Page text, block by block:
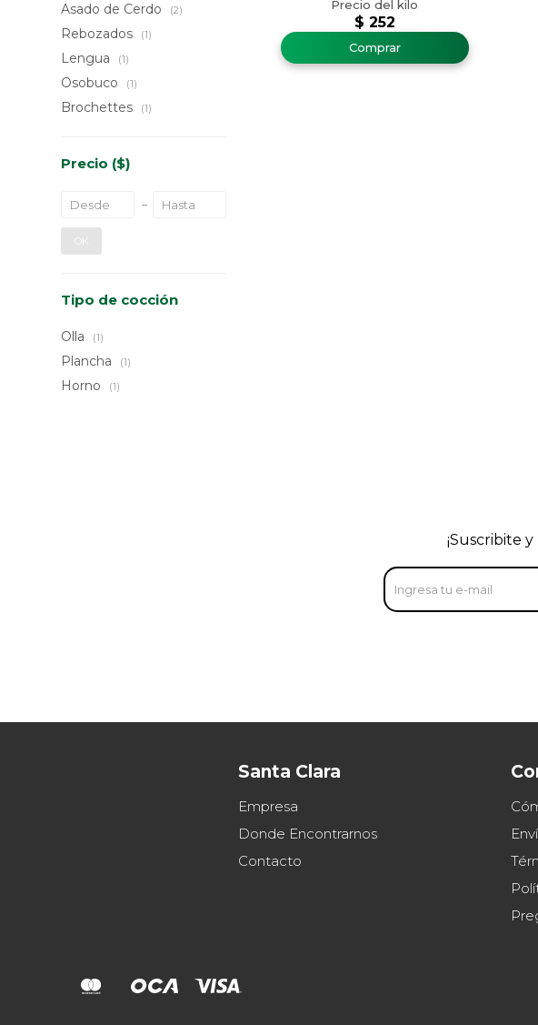
$ 252
Asado de Cerdo (2)
Rebozados (1)
Lengua (1)
Osobuco (1)
Brochettes (1)
Precio ($)
OK
Tipo de cocción
Olla (1)
Plancha (1)
Horno (1)
Santa Clara
Empresa
Donde Encontrarnos
Contacto
¡Suscribite